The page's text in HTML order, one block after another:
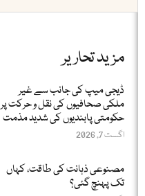
مزید تحاریر
ڈیجی میپ کی جانب سے غیر
ملکی صحافیوں کی نقل و حرکت پر
حکومتی پابندیوں کی شدید مذمت
اگست 7, 2026
مصنوعی ذہانت کی طاقت، کہاں
تک پہنچ گئی؟